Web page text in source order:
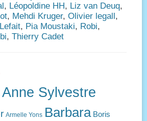
, Léopoldine HH, Liz van Deuq,
, Mehdi Kruger, Olivier legall ,
, Pia Moustaki, Robi,
, Thierry Cadet
Anne Sylvestre
Armelle Yons Barbara Boris